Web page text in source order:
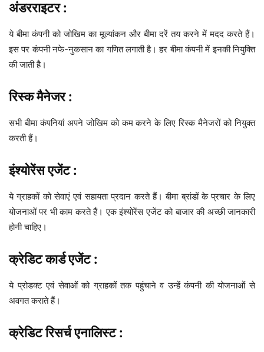
अंडरराइटर :
ये बीमा कंपनी को जोखिम का मूल्यांकन और बीमा दरें तय करने में मदद करते हैं।
इस पर कंपनी नफे-नुकसान का गणित लगाती है। हर बीमा कंपनी में इनकी नियुक्ति
की जाती है।
रिस्क मैनेजर :
सभी बीमा कंपनियां अपने जोखिम को कम करने के लिए रिस्क मैनेजरों को नियुक्त
करती हैं।
इंश्योरेंस एजेंट :
ये ग्राहकों को सेवाएं एवं सहायता प्रदान करते हैं। बीमा ब्रांडों के प्रचार के लिए
योजनाओं पर भी काम करते हैं। एक इंश्योरेंस एजेंट को बाजार की अच्छी जानकारी
होनी चाहिए।
क्रेडिट कार्ड एजेंट :
ये प्रोडक्ट एवं सेवाओं को ग्राहकों तक पहुंचाने व उन्हें कंपनी की योजनाओं से
अवगत कराते हैं।
क्रेडिट रिसर्च एनालिस्ट :